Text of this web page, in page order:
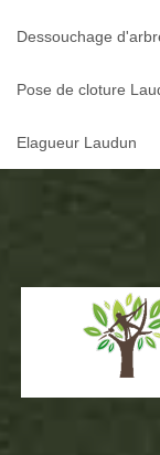
Dessouchage
Pose de cloture
Elagueur Laudun